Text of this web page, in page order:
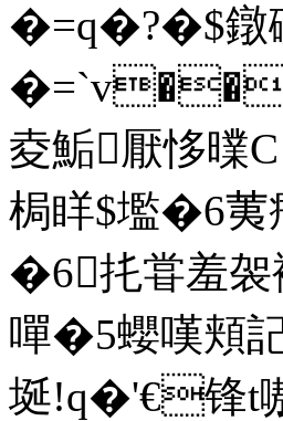
�=q�?�$鐓
夌鮜厭恀曗
梮眻$壏�6
�6扥甞羞袈
嘽�5蠳嘆頬
埏!q�'€锋t